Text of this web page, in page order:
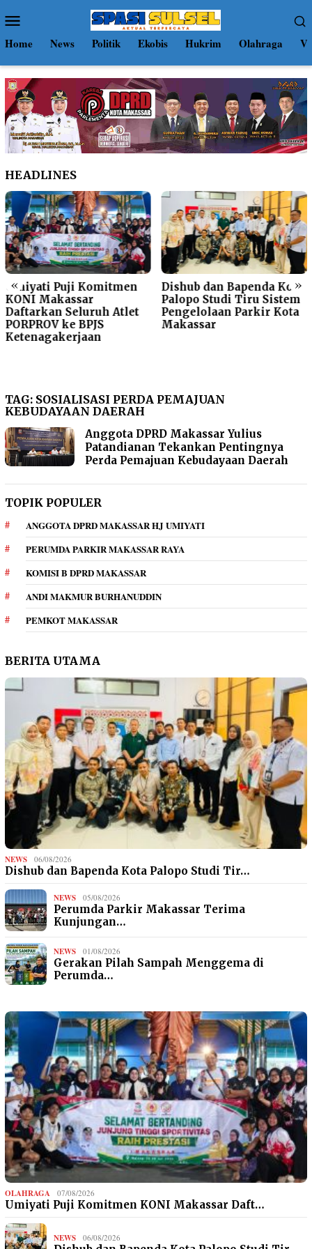
ke
kontenMobile
Home News Politik Ekobis Hukrim Olahraga
HEADLINES
« »
Umiyati Puji Komitmen
KONI Makassar
Daftarkan Seluruh Atlet
PORPROV ke BPJS
Ketenagakerjaan
Dishub dan Bapenda Kota
Palopo Studi Tiru Sistem
Pengelolaan Parkir Kota
Makassar
TAG: SOSIALISASI PERDA PEMAJUAN
KEBUDAYAAN DAERAH
Anggota DPRD Makassar Yulius
Patandianan Tekankan Pentingnya
Perda Pemajuan Kebudayaan Daerah
TOPIK POPULER
ANGGOTA DPRD MAKASSAR HJ UMIYATI
PERUMDA PARKIR MAKASSAR RAYA
KOMISI B DPRD MAKASSAR
ANDI MAKMUR BURHANUDDIN
PEMKOT MAKASSAR
BERITA UTAMA
NEWS 06/08/2026
Dishub dan Bapenda Kota Palopo Studi Tir…
NEWS 05/08/2026
Perumda Parkir Makassar Terima
Kunjungan…
NEWS 01/08/2026
Gerakan Pilah Sampah Menggema di
Perumda…
OLAHRAGA 07/08/2026
Umiyati Puji Komitmen KONI Makassar Daft…
NEWS 06/08/2026